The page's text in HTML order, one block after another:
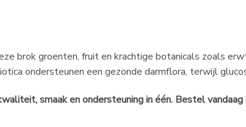
brok groenten, fruit en krachtige botanicals zoals
ondersteunen een gezonde darmflora, terwijl
smaak en ondersteuning in één. Bestel